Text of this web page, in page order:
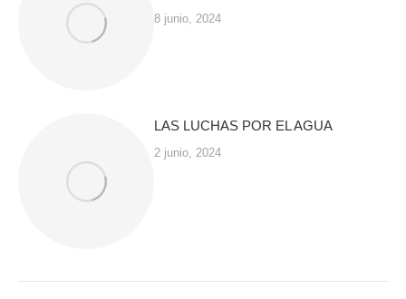
8 junio, 2024
LAS LUCHAS POR EL AGUA
2 junio, 2024